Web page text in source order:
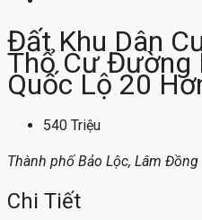
Đất Khu Dân
Thổ Cư Đường
Quốc Lộ 20
540 Triệu
Thành phố Bảo Lộc, Lâm Đồng
Chi Tiết